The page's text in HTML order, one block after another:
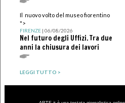
Il nuovo volto del museo fiorentino
">
FIRENZE| 06/08/2026
Nel futuro degli Uffizi. Tra due
anni la chiusura dei lavori
LEGGI TUTTO >